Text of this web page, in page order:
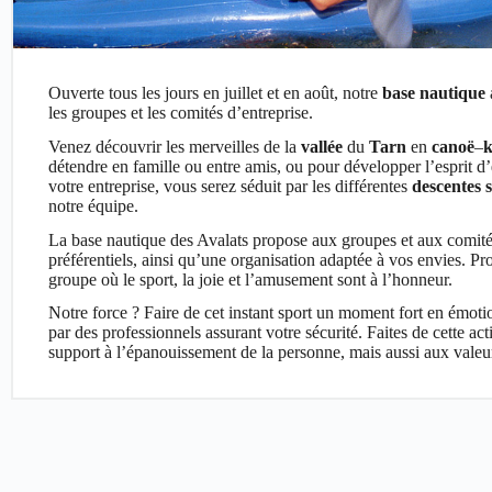
Ouverte tous les jours en juillet et en août, notre base nautique
les groupes et les comités d’entreprise.
Venez découvrir les merveilles de la vallée du Tarn en canoë–
détendre en famille ou entre amis, ou pour développer l’esprit
votre entreprise, vous serez séduit par les différentes descentes
notre équipe.
La base nautique des Avalats propose aux groupes et aux
préférentiels, ainsi qu’une organisation adaptée à vos envies.
groupe où le sport, la joie et l’amusement sont à l’honneur.
Notre force ? Faire de cet instant sport un moment fort en
par des professionnels assurant votre sécurité. Faites de cette
support à l’épanouissement de la personne, mais aussi aux